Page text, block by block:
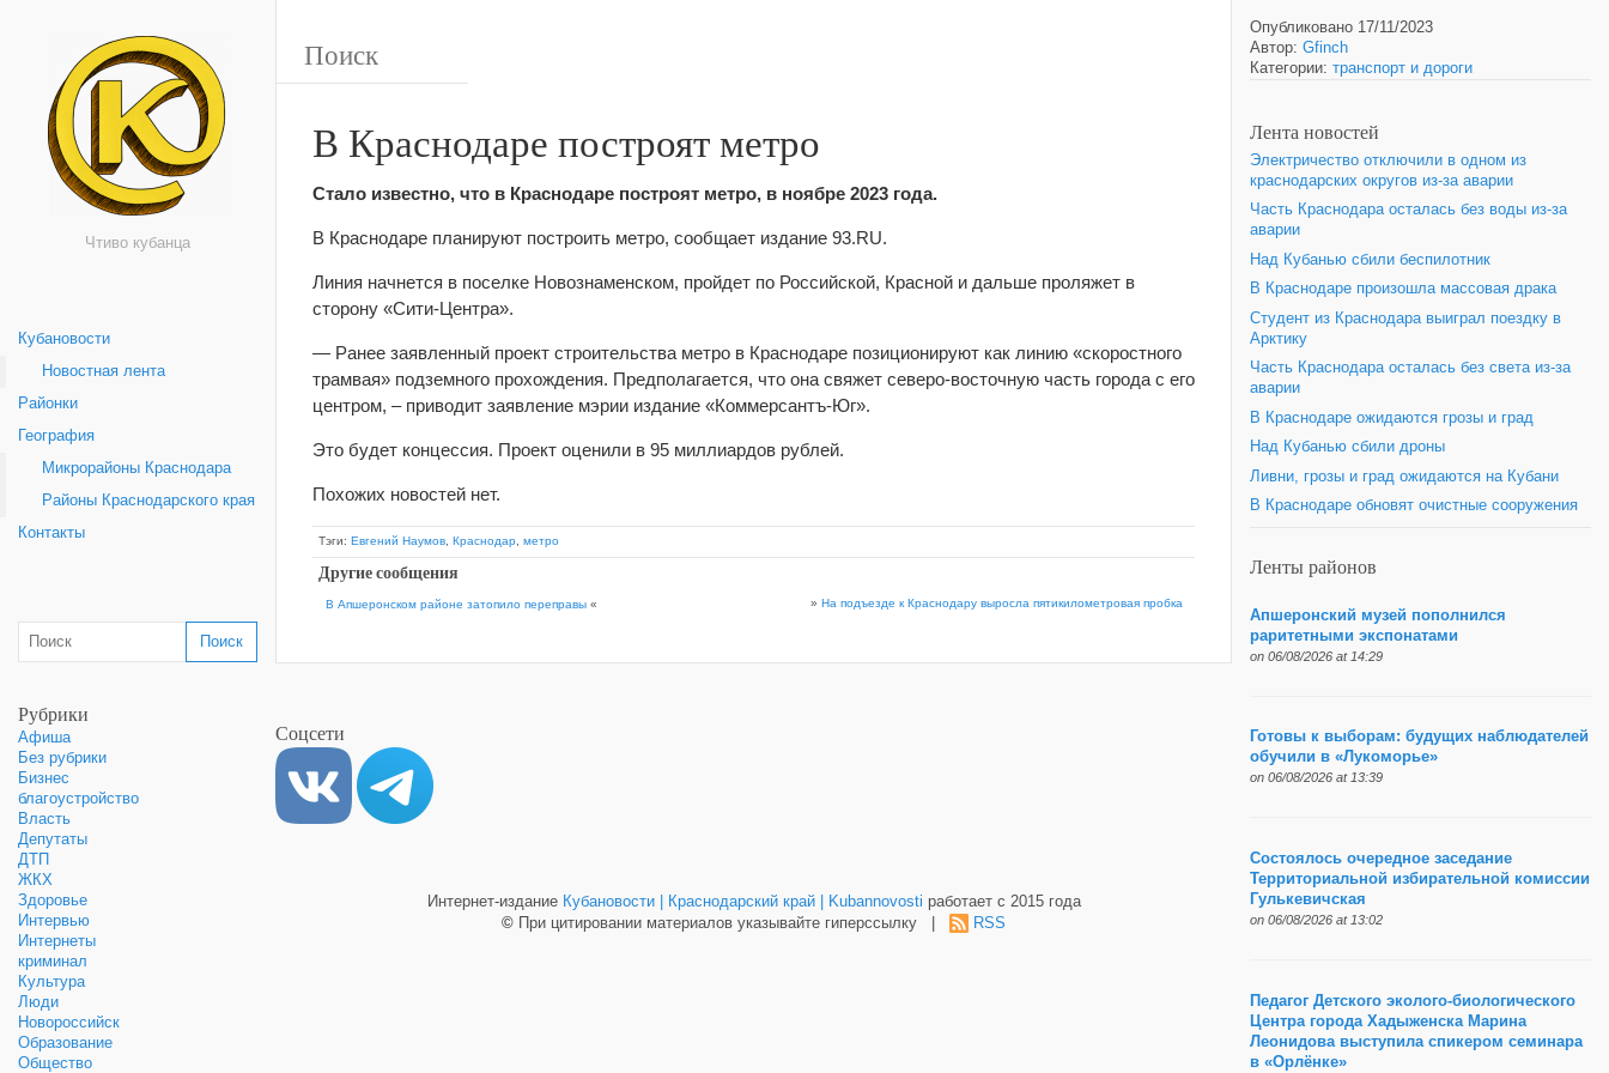
Чтиво кубанца
Кубановости
Новостная лента
Районки
География
Микрорайоны Краснодара
Районы Краснодарского края
Контакты
Рубрики
Афиша
Без рубрики
Бизнес
благоустройство
Власть
Депутаты
ДТП
ЖКХ
Здоровье
Интервью
Интернеты
криминал
Культура
Люди
Новороссийск
Образование
Общество
В Краснодаре построят метро
Стало известно, что в Краснодаре построят метро, в ноябре 2023 года.
В Краснодаре планируют построить метро, сообщает издание 93.RU.
Линия начнется в поселке Новознаменском, пройдет по Российской, Красной и дальше проляжет в
сторону «Сити-Центра».
— Ранее заявленный проект строительства метро в Краснодаре позиционируют как линию «скоростного
трамвая» подземного прохождения. Предполагается, что она свяжет северо-восточную часть города с его
центром, – приводит заявление мэрии издание «Коммерсантъ-Юг».
Это будет концессия. Проект оценили в 95 миллиардов рублей.
Похожих новостей нет.
Тэги: Евгений Наумов Краснодар метро
Другие сообщения
В Апшеронском районе затопило переправы « » На подъезде к Краснодару выросла пятикилометровая пробка
Опубликовано 17/11/2023
Автор: Gfinch
Категории: транспорт и дороги
Лента новостей
Электричество отключили в одном из
краснодарских округов из-за аварии
Часть Краснодара осталась без воды из-за
аварии
Над Кубанью сбили беспилотник
В Краснодаре произошла массовая драка
Студент из Краснодара выиграл поездку в
Арктику
Часть Краснодара осталась без света из-за
аварии
В Краснодаре ожидаются грозы и град
Над Кубанью сбили дроны
Ливни, грозы и град ожидаются на Кубани
В Краснодаре обновят очистные сооружения
Ленты районов
Апшеронский музей пополнился
раритетными экспонатами
on 06/08/2026 at 14:29
Готовы к выборам: будущих наблюдателей
обучили в «Лукоморье»
on 06/08/2026 at 13:39
Состоялось очередное заседание
Территориальной избирательной комиссии
Гулькевичская
on 06/08/2026 at 13:02
Педагог Детского эколого-биологического
Центра города Хадыженска Марина
Леонидова выступила спикером семинара
в «Орлёнке»
Соцсети
Интернет-издание Кубановости | Краснодарский край | Kubannovosti работает с 2015 года
© При цитировании материалов указывайте гиперссылку | RSS